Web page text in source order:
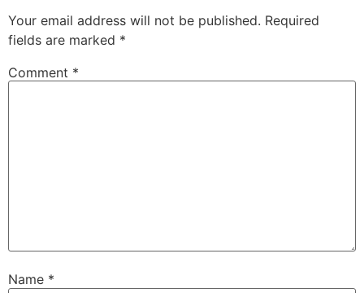
Your email address will not be published. Required
fields are marked *
Comment *
Name *